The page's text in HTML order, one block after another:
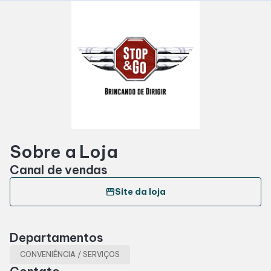
Entretenimento
Eventos
Lojas e Restaurantes
Sobre a Loja
Canal de vendas
storefrontSite da loja
Departamentos
CONVENIÊNCIA / SERVIÇOS